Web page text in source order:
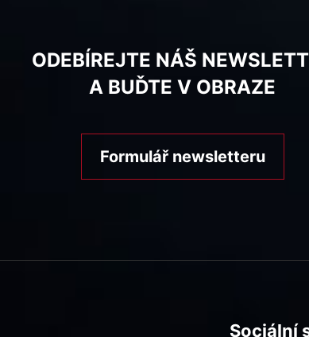
ODEBÍREJTE NÁŠ
A BUĎTE V OBRAZE
Formulář newsletteru
Sociální